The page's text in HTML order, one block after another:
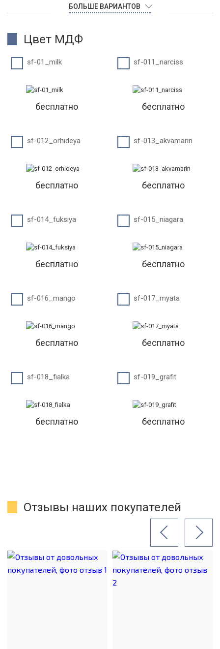
БОЛЬШЕ ВАРИАНТОВ
Цвет МДФ
sf-01_milk
бесплатно
sf-011_narciss
бесплатно
sf-012_orhideya
бесплатно
sf-013_akvamarin
бесплатно
sf-014_fuksiya
бесплатно
sf-015_niagara
бесплатно
sf-016_mango
бесплатно
sf-017_myata
бесплатно
sf-018_fialka
бесплатно
sf-019_grafit
бесплатно
Отзывы наших покупателей